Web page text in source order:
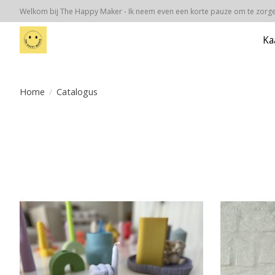
Welkom bij The Happy Maker - Ik neem even een korte pauze om te
Home / Catalogus